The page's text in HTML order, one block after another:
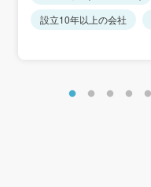
設立10年以上の会社